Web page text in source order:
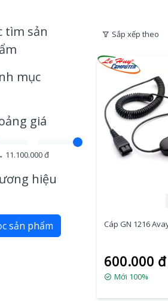
tìm sản
mục
giá
11.100.000đ
hiệu
sản phẩm
Sắp xếp theo
Cáp GN 1216
600.000 đ
Mới 100%